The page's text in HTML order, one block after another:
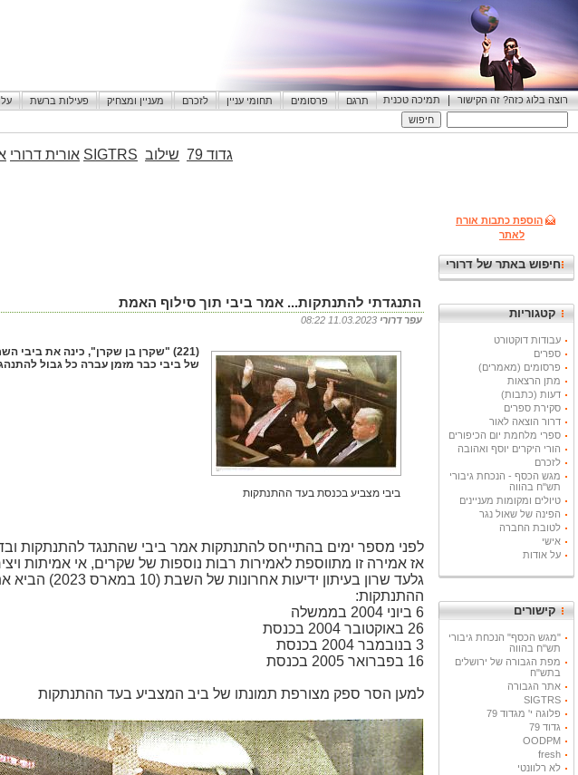
רוצה בלוג כזה? זה הקישור | תמיכה טכנית תרגם פרסומים תחומי עניין לזכרם מעניין ומצחיק פעילות ברשת על
הוספת כתבות אורח
לאתר
חיפוש באתר של דרורי
קטגוריות
עבודות דוקטורט
ספרים
פרסומים (מאמרים)
מתן הרצאות
דעות (כתבות)
סקירת ספרים
דרור הוצאה לאור
ספרי מלחמת יום הכיפורים
הורי היקרים יוסף ואהובה
לזכרם
מגש הכסף - הנכחת גיבורי
תש"ח בהווה
טיולים ומקומות מעניינים
הפינה של שאול נגר
לטובת החברה
אישי
על אודות
קישורים
"מגש הכסף" הנכחת גיבורי
תש"ח בהווה
מפת הגבורה של ירושלים
בתש"ח
אתר הגבורה
SIGTRS
פלוגה י' מגדוד 79
גדוד 79
OODPM
fresh
לא רלוונטי
גדוד 79 שילוב SIGTRS אורית דרורי
התנגדתי להתנתקות... אמר ביבי תוך סילוף האמת
עפר דרורי
ביבי מצביע בכנסת בעד ההתנתקות
(221) "שקרן בן שקרן", כינה את
של ביבי כבר מזמן עברה כל גבול
לפני מספר ימים בהתייחס להתנתקות אמר ביבי שהתנגד להתנתקות
אז אמירה זו מתווספת לאמירות רבות נוספות של שקרים, אי אמיתות
גלעד שרון
ההתנתקות:
6 ביוני 2004 בממשלה
26 באוקטובר 2004 בכנסת
3 בנובמבר 2004 בכנסת
16 בפברואר 2005 בכנסת
למען הסר ספק מצורפת תמונתו של ביב המצביע בעד ההתנתקות